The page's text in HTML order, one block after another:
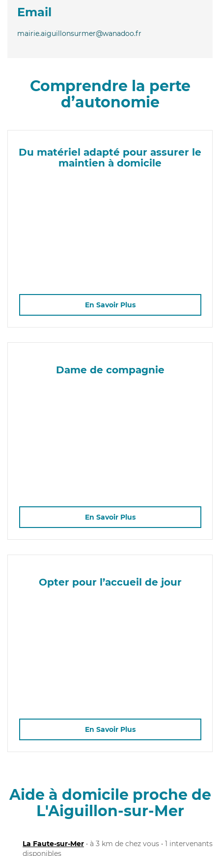
Email
mairie.aiguillonsurmer@wanadoo.fr
Comprendre la perte
d’autonomie
Du matériel adapté pour assurer le
maintien à domicile
En Savoir Plus
Dame de compagnie
En Savoir Plus
Opter pour l’accueil de jour
En Savoir Plus
Aide à domicile proche de
L'Aiguillon-sur-Mer
La Faute-sur-Mer • à 3 km de chez vous • 1 intervenants
disponibles